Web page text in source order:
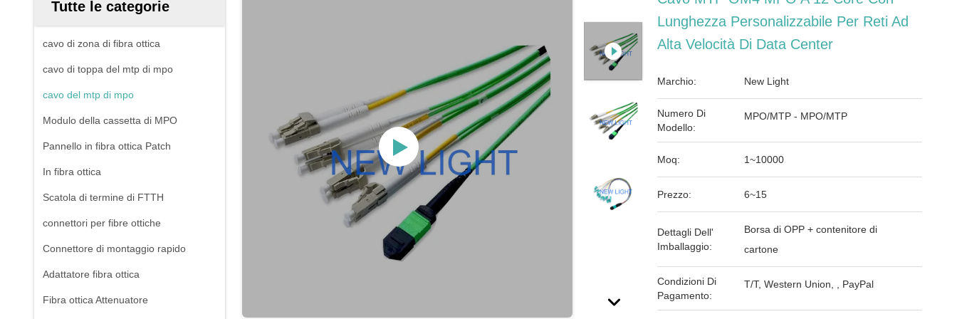
Tutte le categorie
cavo di zona di fibra ottica
cavo di toppa del mtp di mpo
cavo del mtp di mpo
Modulo della cassetta di MPO
Pannello in fibra ottica Patch
In fibra ottica
Scatola di termine di FTTH
connettori per fibre ottiche
Connettore di montaggio rapido
Adattatore fibra ottica
Fibra ottica Attenuatore
Lunghezza Personalizzabile Per Reti Ad
Alta Velocità Di Data Center
Marchio: New Light
Numero Di
Modello:
MPO/MTP - MPO/MTP
Moq: 1~10000
Prezzo: 6~15
Dettagli Dell'
Imballaggio:
Borsa di OPP + contenitore di
cartone
Condizioni Di
Pagamento:
T/T, Western Union, , PayPal